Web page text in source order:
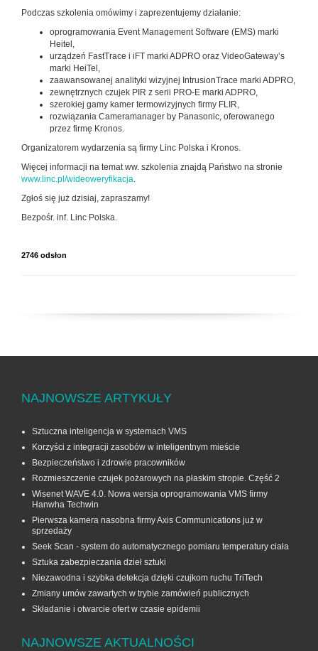
Podczas szkolenia omówimy i zaprezentujemy działanie:
oprogramowania Event Management Software (EMS) marki
Heitel,
urządzeń FastTrace i iFT marki ADPRO oraz VideoGateway’s
marki HeiTel,
zaawansowanej analityki wizyjnej IntrusionTrace marki ADPRO,
zewnętrznych czujek PIR z serii PRO-E marki ADPRO,
szerokiej gamy kamer termowizyjnych firmy FLIR,
rozwiązania Cameramanager by Panasonic, oferowanego
przez firmę Kronos.
Organizatorem wydarzenia są firmy Linc Polska i Kronos.
Więcej informacji na temat ww. szkolenia znajdą Państwo na stronie
www.linc.pl/wideoweryfikacja.
Zgłoś się już dzisiaj, zapraszamy!
Bezpośr. inf. Linc Polska.
2746 odsłon
NAJNOWSZE ARTYKUŁY
Sztuczna inteligencja w systemach VMS
Korzyści z integracji zasobów w inteligentnym mieście
Bezpieczeństwo i zdrowie pracowników
Rozmieszczenie czujek pożarowych na płaskim stropie. Część 2
Wisenet WAVE 4.0. Nowa wersja oprogramowania VMS firmy
Hanwha Techwin
Pierwsza kamera nasobna firmy Axis Communications już w
sprzedaży
Seek Scan - system do automatycznego pomiaru temperatury ciała
Sztuka zabezpieczania dzieł sztuki
Niezawodna i szybka detekcja dzięki czujkom ruchu TriTech
Zmiany umów zawartych w trybie zamówień publicznych
Składanie i otwarcie ofert w czasie epidemii
NAJNOWSZE AKTUALNOŚCI